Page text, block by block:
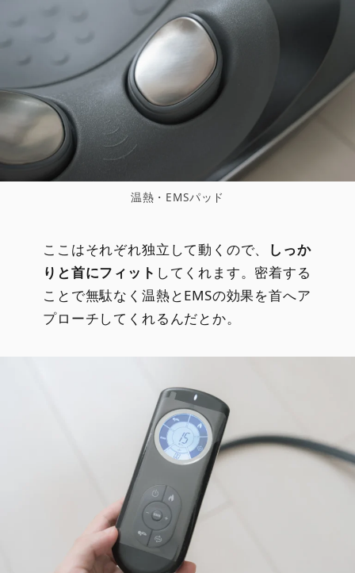
温熱・EMSパッド
ここはそれぞれ独立して動くので、
しっか
りと首にフィット してくれます。密着する
ことで無駄なく温熱とEMSの効果を首へア
プローチしてくれるんだとか。